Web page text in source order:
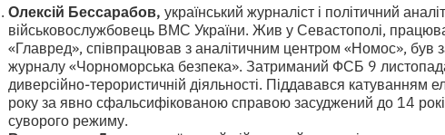
Олексій Бессарабов, український журналіст і політичний
військовослужбовець ВМС України. Жив у Севастополі,
«Главред», співпрацював з аналітичним центром «Номос», був
журналу «Чорноморська безпека». Затриманий ФСБ 9
диверсійно-терористичній діяльності. Піддавався катуванням
року за явно сфальсифікованою справою засуджений до 14
суворого режиму.